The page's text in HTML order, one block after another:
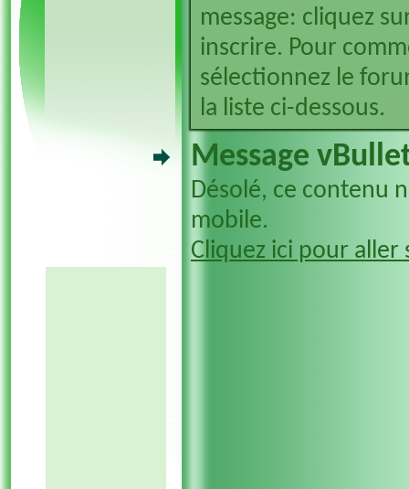
message: cliquez
inscrire. Pour
sélectionnez le
la liste ci-dessous.
Message
Désolé, ce contenu
mobile.
Cliquez ici pour